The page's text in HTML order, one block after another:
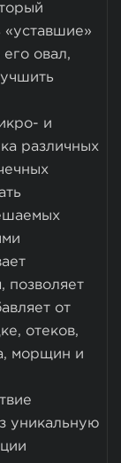
«уставшие»
его овал,
и
различных
позволяет
от
отеков,
морщин и
уникальную